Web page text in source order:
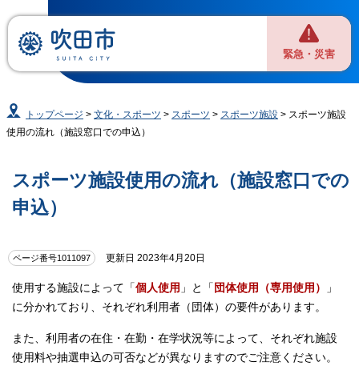
緊急・災害
トップページ >文化・スポーツ > スポーツ > スポーツ施設 > スポーツ施設
使用の流れ（施設窓口での申込）
スポーツ施設使用の流れ（施設窓口での
申込）
ページ番号1011097 更新日 2023年4月20日
使用する施設によって「 個人使用 」と「 団体使用（専用使用）
」
に分かれており、それぞれ利用者（団体）の要件があります。
また、利用者の在住・在勤・在学状況等によって、それぞれ施設
使用料や抽選申込の可否などが異なりますのでご注意ください。